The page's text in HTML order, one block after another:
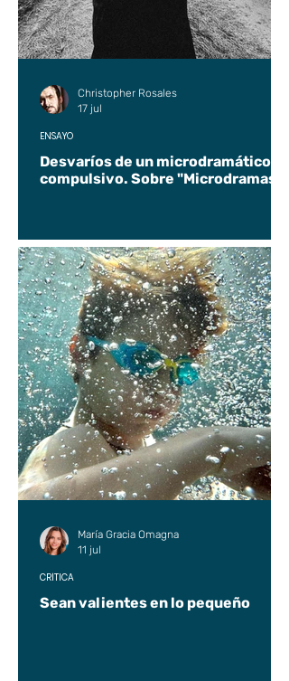
Desvaríos de un microdramático
compulsivo. Sobre "Microdramas".
ENSAYO
Christopher Rosales
17 jul
Sean valientes en lo pequeño
CRÍTICA
María Gracia Omagna
11 jul